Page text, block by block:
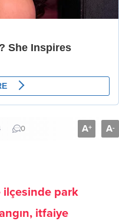
0 A+ A-
ilçesinde park
itfaiye